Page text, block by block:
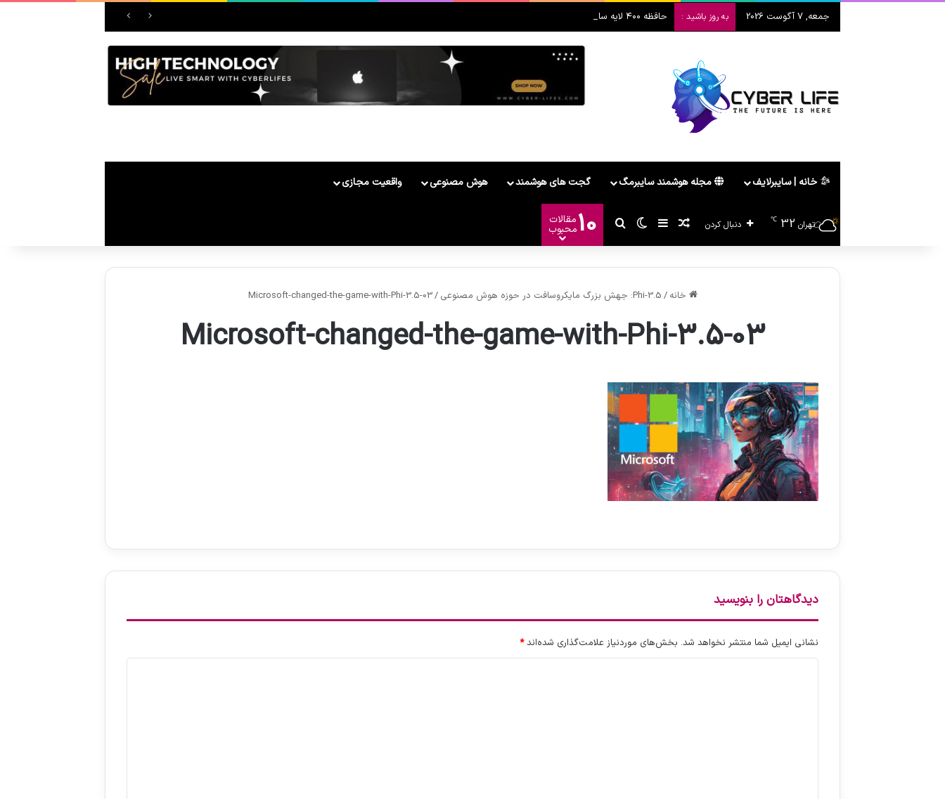
جمعه, 7 آگوست 2026 به روز باشید : حافظه ۴۰۰ لایه سامسونگ؛ انقلاب V10 در هوش مصنوعی
خانه | سایبرلایف مجله هوشمند سایبرمگ گجت های هوشمند هوش مصنوعی واقعیت مجازی
تهران 32
℃ دنبال کردن پیشنهاد هوشمند
سایدبارتغییر پوسته
جستجو برای
10مقالات
محبوب
خانه / Phi-3.5: جهش بزرگ مایکروسافت در حوزه هوش مصنوعی /
Microsoft-changed-the-game-with-Phi-3.5-03
Microsoft-changed-the-game-with-Phi-3.5-03
دیدگاهتان را بنویسید
نشانی ایمیل شما منتشر نخواهد شد. بخش‌های موردنیاز علامت‌گذاری شده‌اند*